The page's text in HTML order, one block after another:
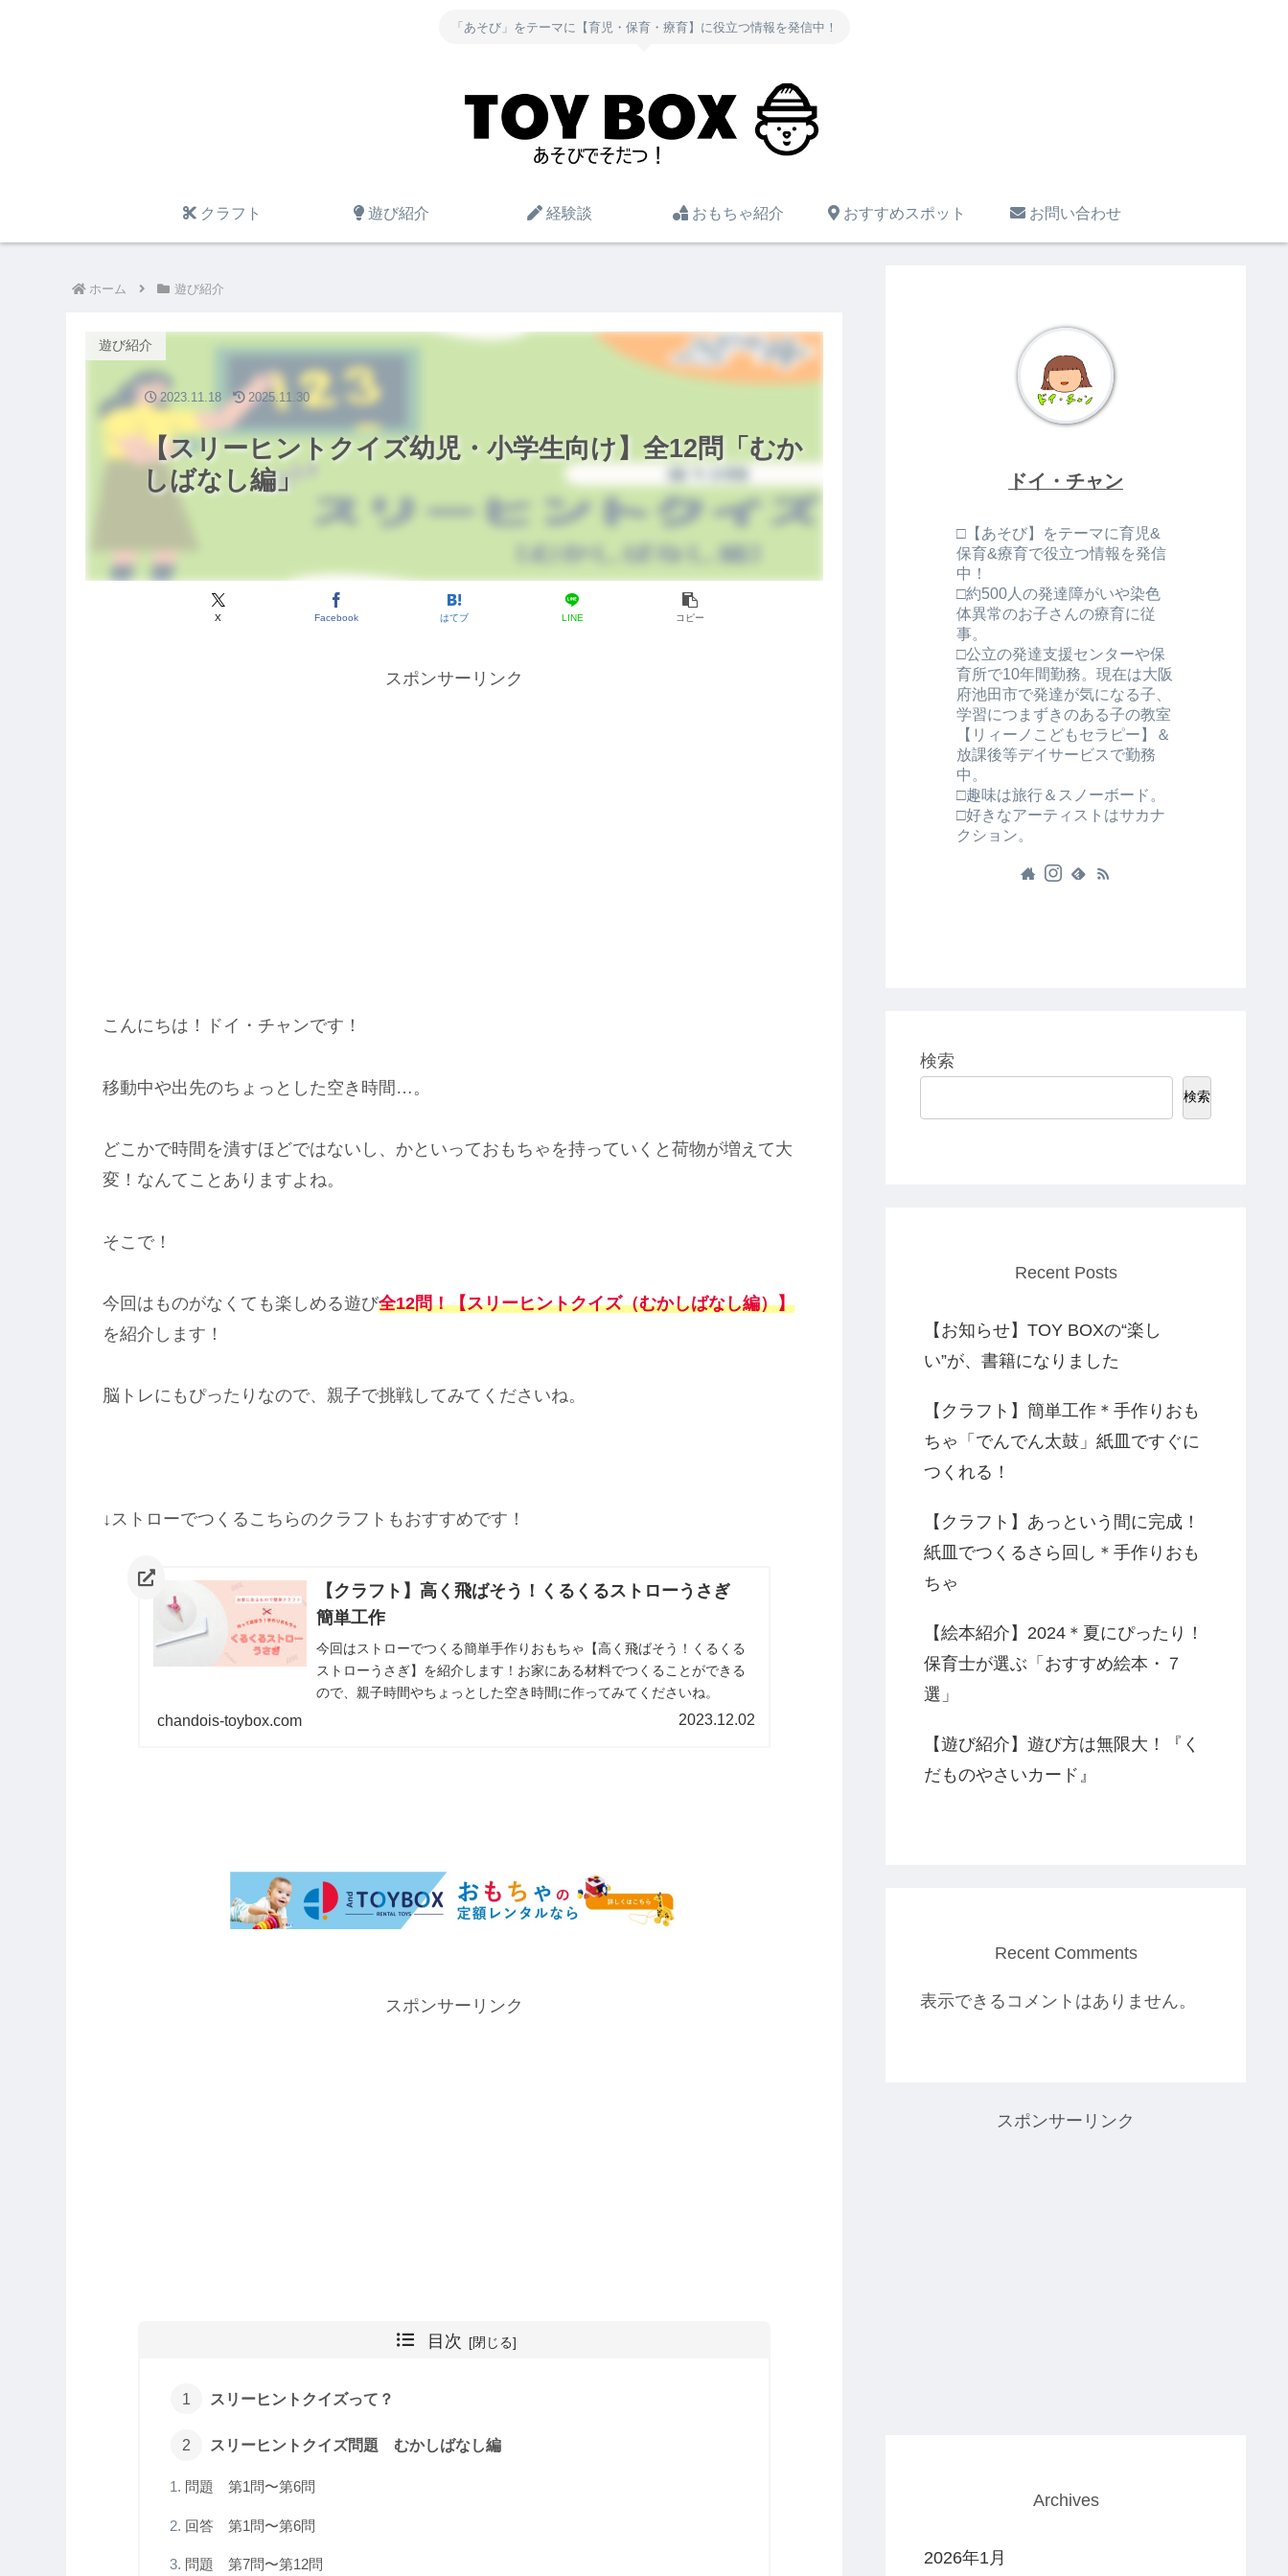
「あそび」をテーマに【育児・保育・療育】に役立つ情報を発信中！
クラフト 遊び紹介 経験談 おもちゃ紹介 おすすめスポット お問い合わせ
ホーム 遊び紹介
【スリーヒントクイズ幼児・小学生向け】全12問「むか
しばなし編」
遊び紹介
X Facebook はてブ LINE コピー
2023.11.18 2025.11.30
スポンサーリンク
こんにちは！ドイ・チャンです！
移動中や出先のちょっとした空き時間…。
どこかで時間を潰すほどではないし、かといっておもちゃを持っていくと荷物が増えて大
変！なんてことありますよね。
そこで！
今回はものがなくても楽しめる遊び全12問！【スリーヒントクイズ（むかしばなし編）】
を紹介します！
脳トレにもぴったりなので、親子で挑戦してみてくださいね。
↓ストローでつくるこちらのクラフトもおすすめです！
【クラフト】高く飛ばそう！くるくるストローうさぎ
簡単工作
今回はストローでつくる簡単手作りおもちゃ【高く飛ばそう！くるくる
ストローうさぎ】を紹介します！お家にある材料でつくることができる
ので、親子時間やちょっとした空き時間に作ってみてくださいね。
chandois-toybox.com 2023.12.02
スポンサーリンク
目次
スリーヒントクイズって？
スリーヒントクイズ問題 むかしばなし編
問題 第1問〜第6問
回答 第1問〜第6問
問題 第7問〜第12問
ドイ・チャン
□【あそび】をテーマに育児&
保育&療育で役立つ情報を発信
中！
□約500人の発達障がいや染色
体異常のお子さんの療育に従
事。
□公立の発達支援センターや保
育所で10年間勤務。現在は大阪
府池田市で発達が気になる子、
学習につまずきのある子の教室
【リィーノこどもセラピー】＆
放課後等デイサービスで勤務
中。
□趣味は旅行＆スノーボード。
□好きなアーティストはサカナ
クション。
検索
検索
Recent Posts
【お知らせ】TOY BOXの“楽し
い”が、書籍になりました
【クラフト】簡単工作＊手作りおも
ちゃ「でんでん太鼓」紙皿ですぐに
つくれる！
【クラフト】あっという間に完成！
紙皿でつくるさら回し＊手作りおも
ちゃ
【絵本紹介】2024＊夏にぴったり！
保育士が選ぶ「おすすめ絵本・７
選」
【遊び紹介】遊び方は無限大！『く
だものやさいカード』
Recent Comments
表示できるコメントはありません。
スポンサーリンク
Archives
2026年1月